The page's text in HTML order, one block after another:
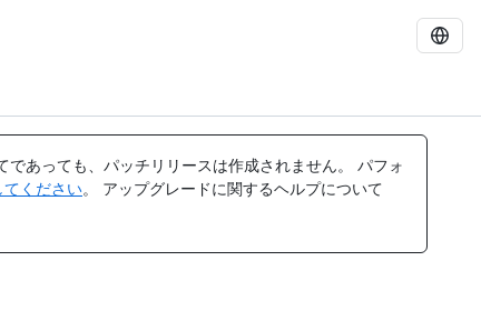
であっても、パッチリリースは作成されません。 パフォ
ください。 アップグレードに関するヘルプについて